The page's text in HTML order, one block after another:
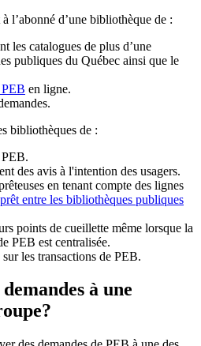
l’abonné d’une bibliothèque de :
les catalogues de plus d’une
publiques du Québec ainsi que le
PEB en ligne.
bibliothèques de :
PEB.
des avis à l'intention des usagers.
en tenant compte des lignes
entre les bibliothèques publiques
points de cueillette même lorsque la
PEB est centralisée.
les transactions de PEB.
à une